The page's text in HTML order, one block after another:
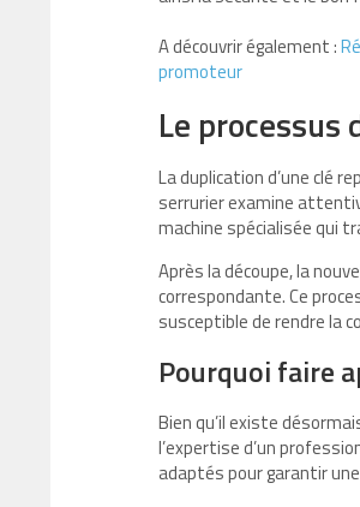
A découvrir également :
promoteur
Le processus
La duplication d’une clé
serrurier examine
machine spécialisée qui
Après la découpe, la
correspondante. Ce
susceptible de rendre la
Pourquoi faire
Bien qu’il existe
l’expertise d’un
adaptés pour garantir